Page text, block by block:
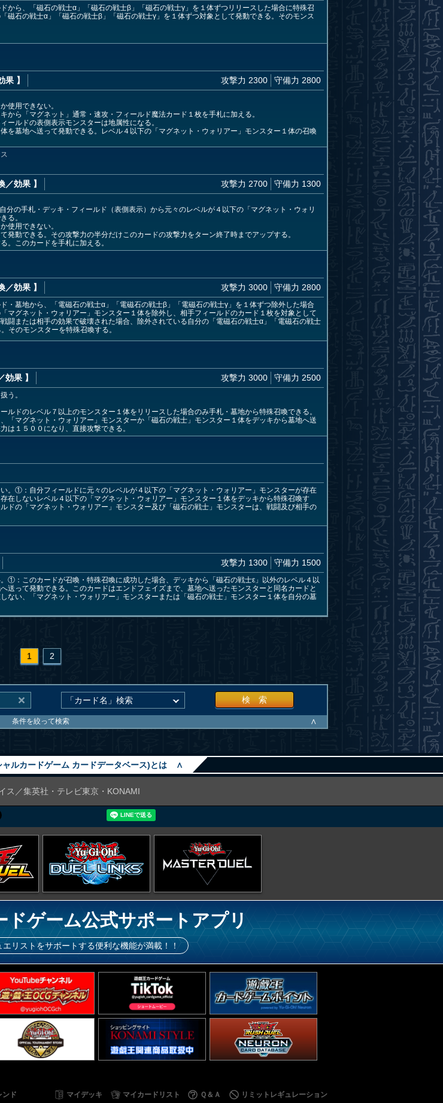
から、「磁石の戦士α」「磁石の戦士β」「磁石の戦士γ」を１体ずつリリースした場合に特殊召
石の戦士α」「磁石の戦士β」「磁石の戦士γ」を１体ずつ対象として発動できる。そのモンス
果 】 攻撃力 2300 守備力 2800
使用できない。
ら「マグネット」通常・速攻・フィールド魔法カード１枚を手札に加える。
ルドの表側表示モンスターは地属性になる。
墓地へ送って発動できる。レベル４以下の「マグネット・ウォリアー」モンスター１体の召喚
／効果 】 攻撃力 2700 守備力 1300
分の手札・デッキ・フィールド（表側表示）から元々のレベルが４以下の「マグネット・ウォリ
る。
使用できない。
動できる。その攻撃力の半分だけこのカードの攻撃力をターン終了時までアップする。
。このカードを手札に加える。
／効果 】 攻撃力 3000 守備力 2800
・墓地から、「電磁石の戦士α」「電磁石の戦士β」「電磁石の戦士γ」を１体ずつ除外した場合
マグネット・ウォリアー」モンスター１体を除外し、相手フィールドのカード１枚を対象として
闘または相手の効果で破壊された場合、除外されている自分の「電磁石の戦士α」「電磁石の戦士
そのモンスターを特殊召喚する。
効果 】 攻撃力 3000 守備力 2500
う。
ルドのレベル７以上のモンスター１体をリリースした場合のみ手札・墓地から特殊召喚できる。
マグネット・ウォリアー」モンスターか「磁石の戦士」モンスター１体をデッキから墓地へ送
は１５００になり、直接攻撃できる。
。①：自分フィールドに元々のレベルが４以下の「マグネット・ウォリアー」モンスターが存在
在しないレベル４以下の「マグネット・ウォリアー」モンスター１体をデッキから特殊召喚す
ドの「マグネット・ウォリアー」モンスター及び「磁石の戦士」モンスターは、戦闘及び相手の
攻撃力 1300 守備力 1500
①：このカードが召喚・特殊召喚に成功した場合、デッキから「磁石の戦士ε」以外のレベル４以
送って発動できる。このカードはエンドフェイズまで、墓地へ送ったモンスターと同名カードと
ない、「マグネット・ウォリアー」モンスターまたは「磁石の戦士」モンスター１体を自分の墓
1 2
検 索
条件を絞って検索 ∧
ルカードゲーム カードデータベース)とは ∧
ス／集英社・テレビ東京・KONAMI
ドゲーム公式サポートアプリ
エリストをサポートする便利な機能が満載！！
ンド マイデッキ マイカードリスト Ｑ＆Ａ リミットレギュレーション